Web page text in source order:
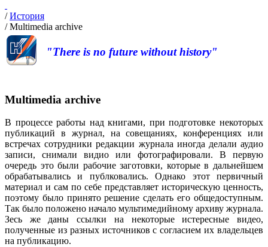
/История
/Multimedia archive
"There is no future without history"
Multimedia archive
В процессе работы над книгами, при подготовке некоторых
публикаций в журнал, на совещаниях, конференциях или
встречах сотрудники редакции журнала иногда делали аудио
записи, снимали видио или фотографировали. В первую
очередь это были рабочие заготовки, которые в дальнейшем
обрабатывались и публковались. Однако этот первичный
материал и сам по себе представляет историческую ценность,
поэтому было принято решение сделать его общедоступным.
Так было положено начало мультимедийному архиву журнала.
Зесь же даны ссылки на некоторые истересные видео,
полученные из разных источников с согласием их владельцев
на публикацию.